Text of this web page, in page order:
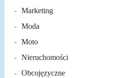
Marketing
Moda
Moto
Nieruchomości
Obcojęzyczne